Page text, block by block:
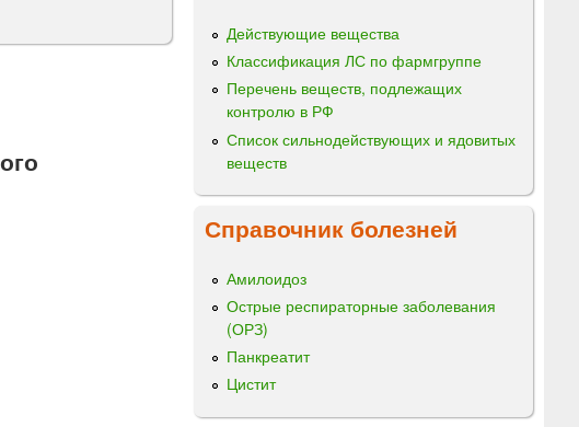
Действующие вещества
Классификация ЛС по фармгруппе
Перечень веществ, подлежащих
контролю в РФ
Список сильнодействующих и ядовитых
веществ
Справочник болезней
Амилоидоз
Острые респираторные заболевания
(ОРЗ)
Панкреатит
Цистит